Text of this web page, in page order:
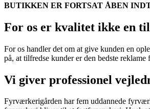
BUTIKKEN ER FORTSAT ÅBEN
For os er kvalitet ikke en
For os handler det om at give kunden en
på, at tilfredse kunder er den bedste
Vi giver professionel
Fyrværkerigården har fem uddannede